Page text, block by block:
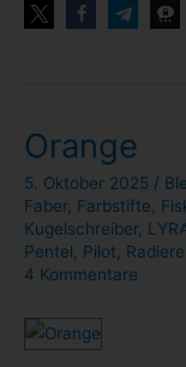
Orange
5. Oktober 2025 /
Faber, Farbstifte,
Kugelschreiber,
Pentel, Pilot,
4 Kommentare